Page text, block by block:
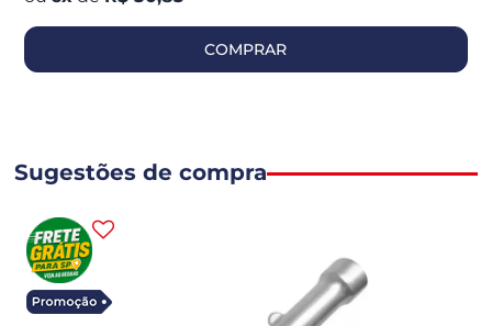
COMPRAR
Sugestões de compra